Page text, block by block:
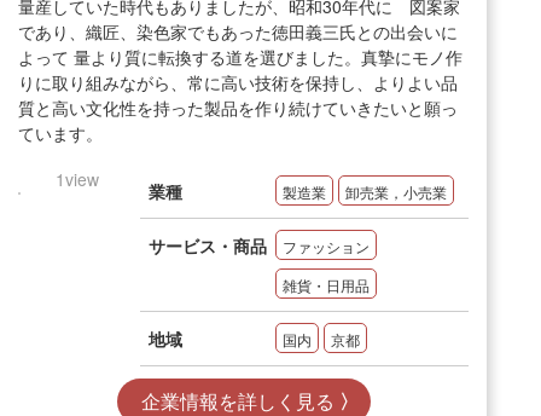
量産していた時代もありましたが、昭和30年代に 図案家
であり、織匠、染色家でもあった徳田義三氏との出会いに
よって 量より質に転換する道を選びました。真摯にモノ作
りに取り組みながら、常に高い技術を保持し、よりよい品
質と高い文化性を持った製品を作り続けていきたいと願っ
ています。
1view
業種 製造業 卸売業，小売業
サービス・商品
ファッション
雑貨・日用品
地域 国内 京都
企業情報を詳しく見る